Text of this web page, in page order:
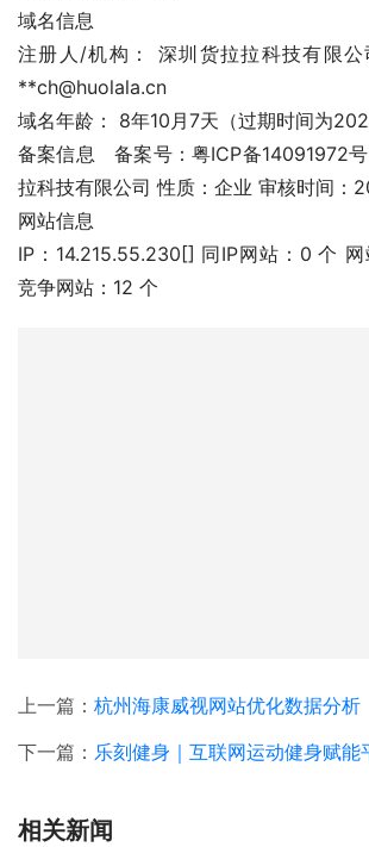
域名信息
注册人/机构： 深圳货拉拉科技有限公
**ch@huolala.cn
域名年龄： 8年10月7天（过期时间为
备案信息	备案号：粤ICP备14091972号 名称： 深圳货拉
拉科技有限公司 性质：企业 审核时间：
网站信息
IP：14.215.55.230[] 同IP网站：0 个
竞争网站：12 个
上一篇： 杭州海康威视网站优化数据分析
下一篇： 乐刻健身｜互联网运动健身赋能
相关新闻